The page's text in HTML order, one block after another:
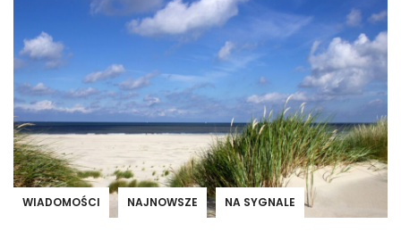
WIADOMOŚCI NAJNOWSZE NA SYGNALE